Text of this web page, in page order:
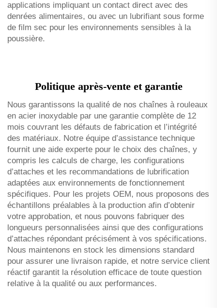
applications impliquant un contact direct avec des
denrées alimentaires, ou avec un lubrifiant sous forme
de film sec pour les environnements sensibles à la
poussière.
Politique après-vente et garantie
Nous garantissons la qualité de nos chaînes à rouleaux
en acier inoxydable par une garantie complète de 12
mois couvrant les défauts de fabrication et l’intégrité
des matériaux. Notre équipe d’assistance technique
fournit une aide experte pour le choix des chaînes, y
compris les calculs de charge, les configurations
d’attaches et les recommandations de lubrification
adaptées aux environnements de fonctionnement
spécifiques. Pour les projets OEM, nous proposons des
échantillons préalables à la production afin d’obtenir
votre approbation, et nous pouvons fabriquer des
longueurs personnalisées ainsi que des configurations
d’attaches répondant précisément à vos spécifications.
Nous maintenons en stock les dimensions standard
pour assurer une livraison rapide, et notre service client
réactif garantit la résolution efficace de toute question
relative à la qualité ou aux performances.